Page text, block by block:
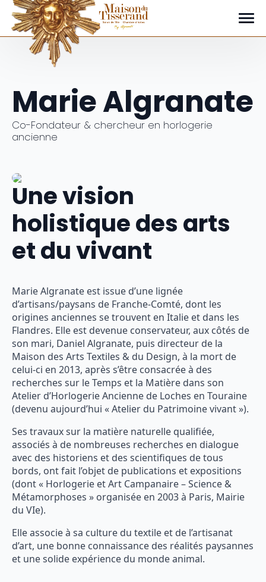
Portrait de la Maison du Tisserand
Marie Algranate
Co-Fondateur & chercheur en horlogerie
ancienne
Une vision
holistique des arts
et du vivant
Marie Algranate est issue d’une lignée
d’artisans/paysans de Franche-Comté, dont les
origines anciennes se trouvent en Italie et dans les
Flandres. Elle est devenue conservateur, aux côtés de
son mari, Daniel Algranate, puis directeur de la
Maison des Arts Textiles & du Design, à la mort de
celui-ci en 2013, après s’être consacrée à des
recherches sur le Temps et la Matière dans son
Atelier d’Horlogerie Ancienne de Loches en Touraine
(devenu aujourd’hui « Atelier du Patrimoine vivant »).
Ses travaux sur la matière naturelle qualifiée,
associés à de nombreuses recherches en dialogue
avec des historiens et des scientifiques de tous
bords, ont fait l’objet de publications et expositions
(dont « Horlogerie et Art Campanaire – Science &
Métamorphoses » organisée en 2003 à Paris, Mairie
du VIe).
Elle associe à sa culture du textile et de l’artisanat
d’art, une bonne connaissance des réalités paysannes
et une solide expérience du monde animal.